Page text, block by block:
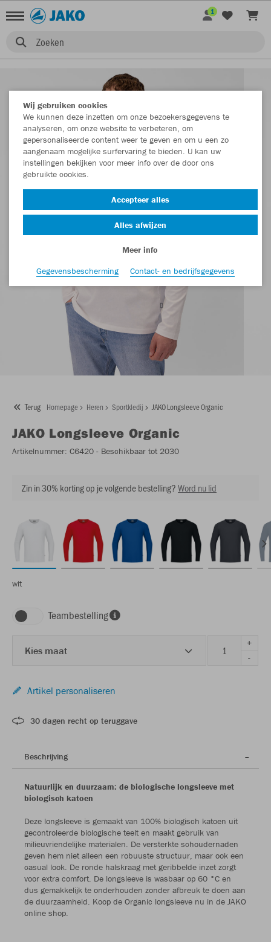
Zoeken
1
Terug Homepage Heren Sportkledij JAKO Longsleeve Organic
JAKO Longsleeve Organic
Artikelnummer: C6420 - Beschikbaar tot 2030
Zin in 30% korting op je volgende bestelling?Word nu lid
wit
Teambestelling
Kies maat
+
-
Artikel personaliseren
30 dagen recht op teruggave
Beschrijving
Natuurlijk en duurzaam: de biologische longsleeve met
biologisch katoen
Deze longsleeve is gemaakt van 100% biologisch katoen uit
gecontroleerde biologische teelt en maakt gebruik van
milieuvriendelijke materialen. De versterkte schoudernaden
geven hem niet alleen een robuuste structuur, maar ook een
casual look. De ronde halskraag met geribbelde inzet zorgt
voor extra comfort. De longsleeve is wasbaar op 60 °C en
dus gemakkelijk te onderhouden zonder afbreuk te doen aan
de duurzaamheid. Koop de Organic longsleeve nu in de JAKO
online shop.
Wij gebruiken cookies
We kunnen deze inzetten om onze bezoekersgegevens te
analyseren, om onze website te verbeteren, om
gepersonaliseerde content weer te geven en om u een zo
aangenaam mogelijke surfervaring te bieden. U kan uw
instellingen bekijken voor meer info over de door ons
gebruikte cookies.
Accepteer alles
Alles afwijzen
Meer info
Gegevensbescherming
Contact- en bedrijfsgegevens